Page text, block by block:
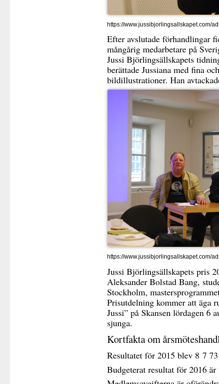
https://www.jussibjorlingsallskapet.com/
Efter avslutade förhandlingar
mångårig medarbetare på
Jussi Björlingsällskapets
berättade Jussiana med fina
bildillustrationer. Han
https://www.jussibjorlingsallskapet.com/
Jussi Björlingsällskapets pris
Aleksander Bolstad Bang,
Stockholm,
Prisutdelning kommer att äga
Jussi” på Skansen lördagen 6
sjunga.
Kortfakta om
Resultatet för 2015 blev 8 7
Budgeterat resultat för 2016